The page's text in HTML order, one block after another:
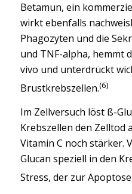
Betamun, ein
wirkt ebenfalls
Phagozyten und die
und TNF-alpha, hemmt
vivo und unterdrückt
Brustkrebszellen.(6)
Im Zellversuch löst ß-
Krebszellen den Zelltod
Vitamin C noch stärker.
Glucan speziell in den
Stress, der zur